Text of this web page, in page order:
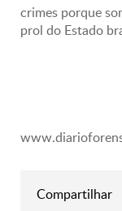
crimes porque
prol do Estado
Compartilhar